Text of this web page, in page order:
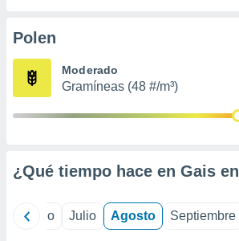
e
mediante
de
Polen
Moderado
Gramíneas (48 #/m³)
¿Qué tiempo hace en Gais en
Junio Julio Agosto Septiembre